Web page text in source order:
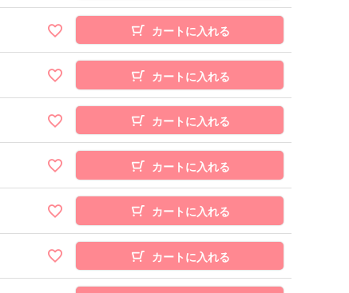
カートに入れる
カートに入れる
カートに入れる
カートに入れる
カートに入れる
カートに入れる